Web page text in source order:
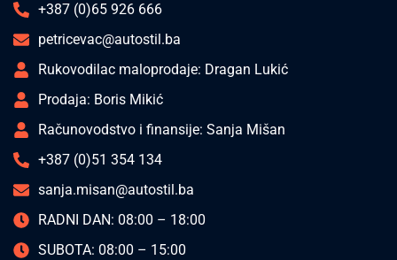
+387 (0)65 926 666
petricevac@autostil.ba
Rukovodilac maloprodaje: Dragan Lukić
Prodaja: Boris Mikić
Računovodstvo i finansije: Sanja Mišan
+387 (0)51 354 134
sanja.misan@autostil.ba
RADNI DAN: 08:00 – 18:00
SUBOTA: 08:00 – 15:00